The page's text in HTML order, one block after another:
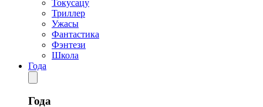
Токусацу
Триллер
Ужасы
Фантастика
Фэнтези
Школа
Года
Года